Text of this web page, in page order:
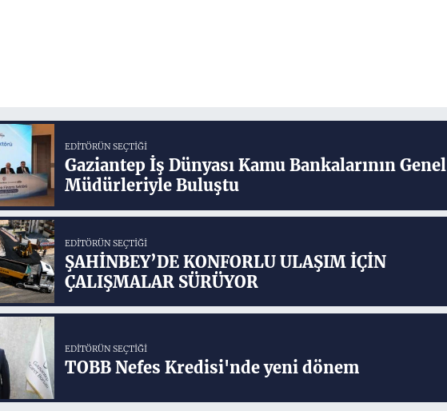
EDITÖRÜN SEÇTIĞI
Gaziantep İş Dünyası Kamu Bankalarının Genel
Müdürleriyle Buluştu
EDITÖRÜN SEÇTIĞI
ŞAHİNBEY’DE KONFORLU ULAŞIM İÇİN
ÇALIŞMALAR SÜRÜYOR
EDITÖRÜN SEÇTIĞI
TOBB Nefes Kredisi'nde yeni dönem